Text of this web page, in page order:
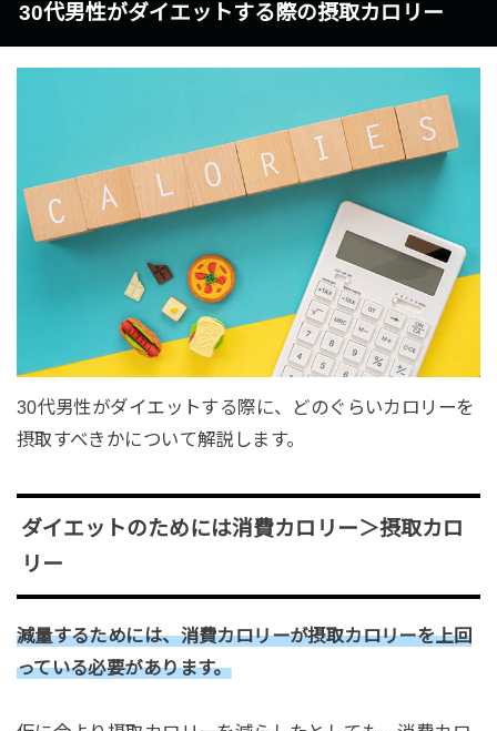
30代男性がダイエットする際の摂取カロリー
30代男性がダイエットする際に、どのぐらいカロリーを
摂取すべきかについて解説します。
ダイエットのためには消費カロリー＞摂取カロ
リー
減量するためには、消費カロリーが摂取カロリーを上回
っている必要があります。